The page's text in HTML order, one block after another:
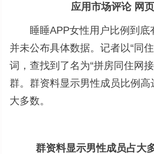
应用市场评论 网
睡睡APP女性用户比例到底
并未公布具体数据。记者以“同
词，查找到了名为“拼房同住网
群。群资料显示男性成员比例高
大多数。
群资料显示男性成员占大